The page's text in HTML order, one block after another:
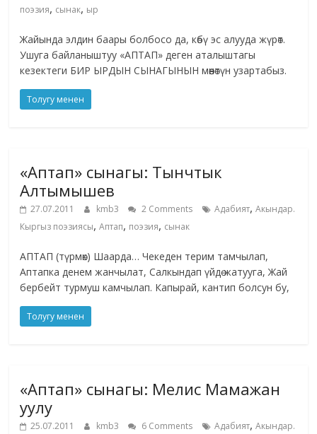
поэзия, сынак, ыр
Жайында элдин баары болбосо да, көбү эс алууда жүрөт.
Ушуга байланыштуу «АПТАП» деген аталыштагы
кезектеги БИР ЫРДЫН СЫНАГЫНЫН мөөнөтүн узартабыз.
Толугу менен
«Аптап» сынагы: Тынчтык
Алтымышев
27.07.2011 kmb3 2 Comments Адабият,Акындар.
Кыргыз поэзиясы,Аптап, поэзия, сынак
АПТАП (түрмөк) Шаарда… Чекеден терим тамчылап,
Аптапка денем жанчылат, Салкындап үйдө жатууга, Жай
бербейт турмуш камчылап. Капырай, кантип болсун бу,
Толугу менен
«Аптап» сынагы: Мелис Мамажан
уулу
25.07.2011 kmb3 6 Comments Адабият,Акындар.